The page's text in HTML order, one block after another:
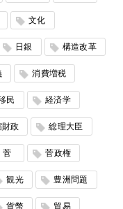
文化
日銀 構造改革
消費増税
民 経済学
財政 総理大臣
菅 菅政権
観光 豊洲問題
貨幣 貿易